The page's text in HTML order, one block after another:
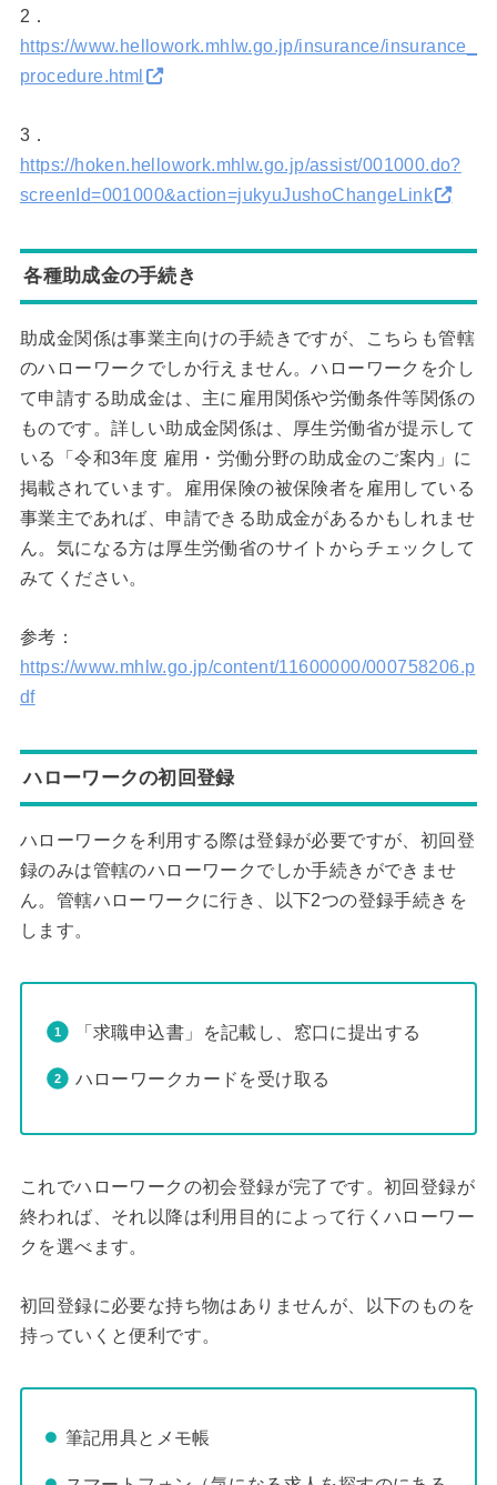
2．
https://www.hellowork.mhlw.go.jp/insurance/insurance_
procedure.html
3．
https://hoken.hellowork.mhlw.go.jp/assist/001000.do?
screenId=001000&action=jukyuJushoChangeLink
各種助成金の手続き
助成金関係は事業主向けの手続きですが、こちらも管轄
のハローワークでしか行えません。ハローワークを介し
て申請する助成金は、主に雇用関係や労働条件等関係の
ものです。詳しい助成金関係は、厚生労働省が提示して
いる「令和3年度 雇用・労働分野の助成金のご案内」に
掲載されています。雇用保険の被保険者を雇用している
事業主であれば、申請できる助成金があるかもしれませ
ん。気になる方は厚生労働省のサイトからチェックして
みてください。
参考：
https://www.mhlw.go.jp/content/11600000/000758206.p
df
ハローワークの初回登録
ハローワークを利用する際は登録が必要ですが、初回登
録のみは管轄のハローワークでしか手続きができませ
ん。管轄ハローワークに行き、以下2つの登録手続きを
します。
「求職申込書」を記載し、窓口に提出する
ハローワークカードを受け取る
これでハローワークの初会登録が完了です。初回登録が
終われば、それ以降は利用目的によって行くハローワー
クを選べます。
初回登録に必要な持ち物はありませんが、以下のものを
持っていくと便利です。
筆記用具とメモ帳